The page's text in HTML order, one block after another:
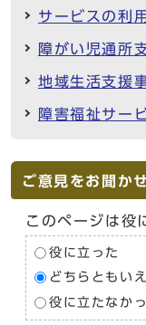
サービスの利
障がい児通所
地域生活支援
障害福祉サー
ご意見をお聞か
このページは役
役に立った
どちらともい
役に立たなか